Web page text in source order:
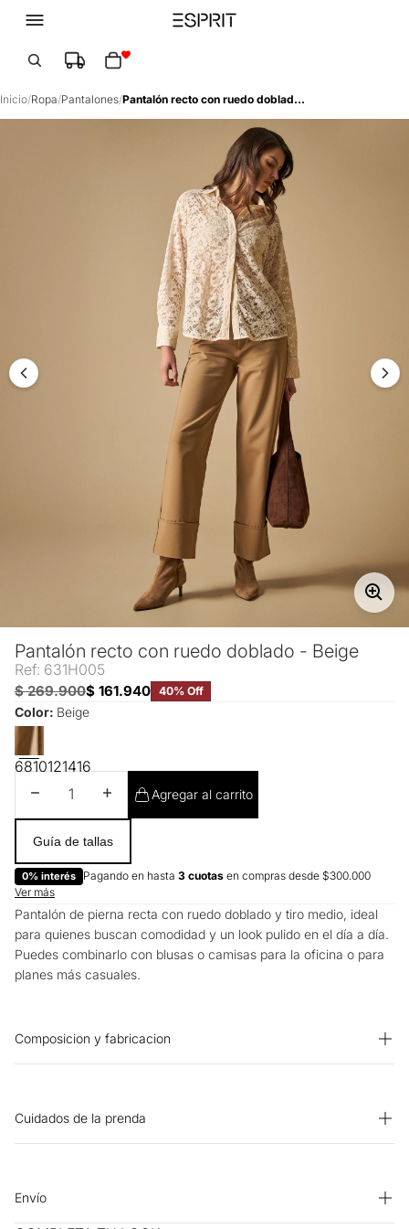
Inicio/Ropa/Pantalones/ Pantalón recto con ruedo doblado - Beige
Pantalón recto con ruedo doblado - Beige
Ref: 631H005
$ 269.900$ 161.940 40% Off
Color: Beige
6810121416
Disminuir cantidadAumentar cantidad
Agregar al carrito
Guía de tallas
0% interés Pagando en hasta 3 cuotas en compras desde $300.000
Ver más
Pantalón de pierna recta con ruedo doblado y tiro medio, ideal
para quienes buscan comodidad y un look pulido en el día a día.
Puedes combinarlo con blusas o camisas para la oficina o para
planes más casuales.
Composicion y fabricacion
Cuidados de la prenda
PLANCHADO: Planchar a una temperatura máxima de la base
Envío